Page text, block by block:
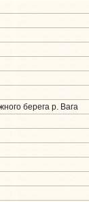
берега р. Вага